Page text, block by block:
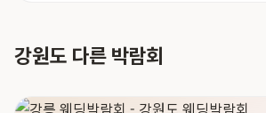
강원도 다른 박람회